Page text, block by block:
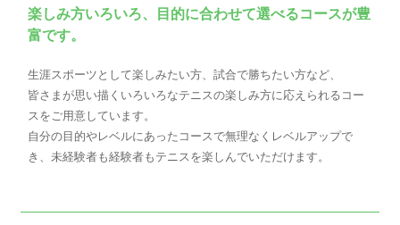
楽しみ方いろいろ、目的に合わせて選べるコースが豊
富です。
生涯スポーツとして楽しみたい方、試合で勝ちたい方など、
皆さまが思い描くいろいろなテニスの楽しみ方に応えられるコー
スをご用意しています。
自分の目的やレベルにあったコースで無理なくレベルアップで
き、未経験者も経験者もテニスを楽しんでいただけます。